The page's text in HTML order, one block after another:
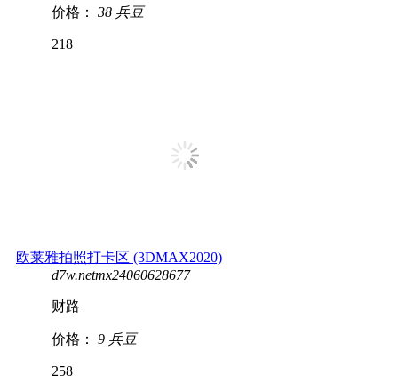
价格： 38 兵豆
218
欧莱雅拍照打卡区 (3DMAX2020)
d7w.netmx24060628677
财路
价格： 9 兵豆
258